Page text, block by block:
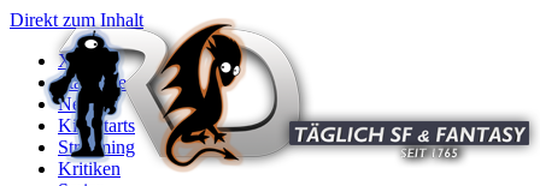
Direkt zum Inhalt
X
Startseite
News
Kinostarts
Streaming
Kritiken